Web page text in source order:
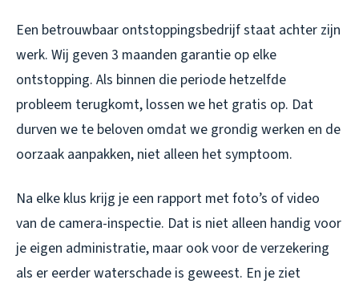
Een betrouwbaar ontstoppingsbedrijf staat achter zijn
werk. Wij geven 3 maanden garantie op elke
ontstopping. Als binnen die periode hetzelfde
probleem terugkomt, lossen we het gratis op. Dat
durven we te beloven omdat we grondig werken en de
oorzaak aanpakken, niet alleen het symptoom.
Na elke klus krijg je een rapport met foto’s of video
van de camera-inspectie. Dat is niet alleen handig voor
je eigen administratie, maar ook voor de verzekering
als er eerder waterschade is geweest. En je ziet